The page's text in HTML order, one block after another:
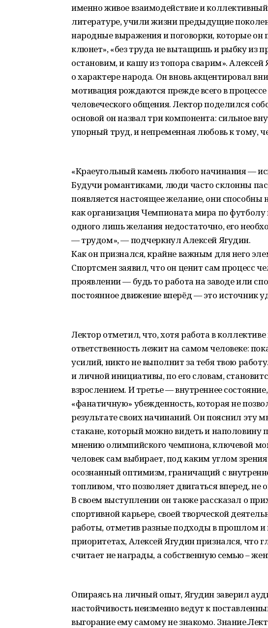
именно живое взаимодействие и
литературе, учили жизни предыдущие
народные выражения и поговорки, которые он
клюнет», «без труда не вытащишь и рыбку из
остановим, и кашу из топора сварим». Алексей
о характере народа. Он вновь акцентировал
мотивация рождаются прежде всего в
человеческого общения. Лектор поделился
основой он назвал три компонента: сильное
упорный труд, и непременная любовь к тому,
«Краеугольный камень любого начинания —
Будучи романтиками, люди часто склонны
появляется настоящее желание, они способны
как организация Чемпионата мира по
одного лишь желания недостаточно, его
— трудом», — подчеркнул Алексей Ягудин.
Как он признался, крайне важным для него
Спортсмен заявил, что он ценит сам процесс
проявлении — будь то работа на заводе или
постоянное движение вперёд — это источник
Лектор отметил, что, хотя работа в
ответственность лежит на самом человеке:
усилий, никто не выполнит за тебя твою
и личной инициативы, по его словам,
взрослением. И третье — внутреннее
«фанатичную» убежденность, которая не
результате своих начинаний. Он пояснил эту
стакане, который можно видеть и
мнению олимпийского чемпиона, ключевой
человек сам выбирает, под каким углом
осознанный оптимизм, граничащий с
топливом, что позволяет двигаться вперед, не
В своем выступлении он также рассказал о
спортивной карьере, своей творческой
работы, отметив разные подходы в прошлом
приоритетах, Алексей Ягудин признался, что
считает не награды, а собственную семью –
Опираясь на личный опыт, Ягудин заверил
настойчивость неизменно ведут к
выгорание ему самому не знакомо.